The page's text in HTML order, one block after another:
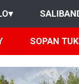
▾
SOPAN